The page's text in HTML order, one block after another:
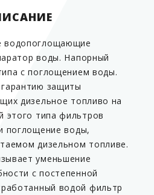
водопоглощающие
воды. Напорный
с поглощением воды.
защиты
дизельное топливо на
этого типа фильтров
поглощение воды,
дизельном топливе.
уменьшение
с постепенной
водой фильтр